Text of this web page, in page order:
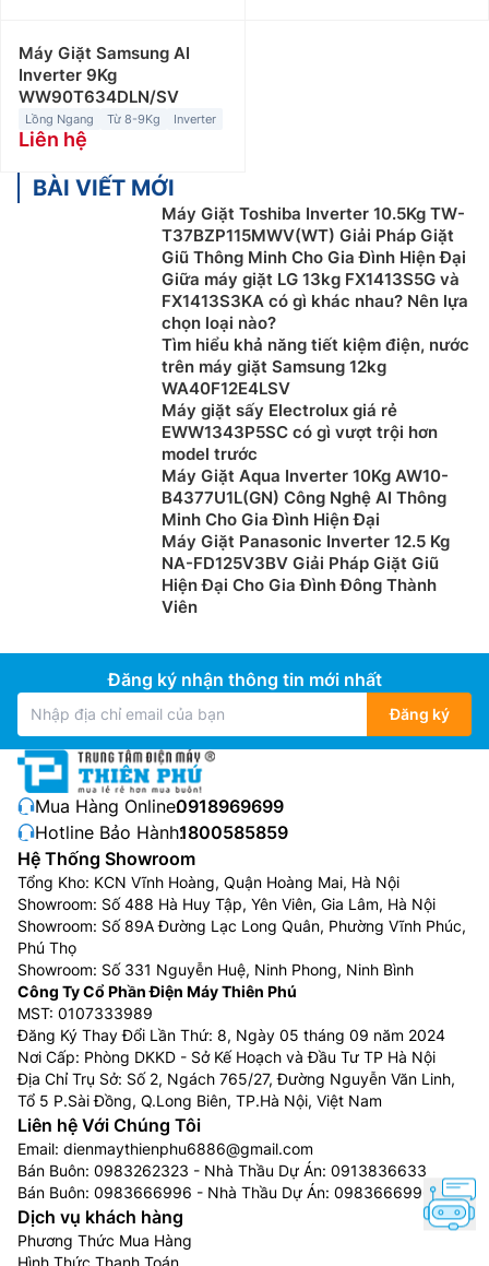
Máy Giặt Samsung AI
Inverter 9Kg
WW90T634DLN/SV
Lồng Ngang Từ 8-9Kg Inverter
Liên hệ
BÀI VIẾT MỚI
Máy Giặt Toshiba Inverter 10.5Kg TW-
T37BZP115MWV(WT) Giải Pháp Giặt
Giũ Thông Minh Cho Gia Đình Hiện Đại
Giữa máy giặt LG 13kg FX1413S5G và
FX1413S3KA có gì khác nhau? Nên lựa
chọn loại nào?
Tìm hiểu khả năng tiết kiệm điện, nước
trên máy giặt Samsung 12kg
WA40F12E4LSV
Máy giặt sấy Electrolux giá rẻ
EWW1343P5SC có gì vượt trội hơn
model trước
Máy Giặt Aqua Inverter 10Kg AW10-
B4377U1L(GN) Công Nghệ AI Thông
Minh Cho Gia Đình Hiện Đại
Máy Giặt Panasonic Inverter 12.5 Kg
NA-FD125V3BV Giải Pháp Giặt Giũ
Hiện Đại Cho Gia Đình Đông Thành
Viên
Đăng ký nhận thông tin mới nhất
Đăng ký
Mua Hàng Online:0918969699
Hotline Bảo Hành:1800585859
Hệ Thống Showroom
Tổng Kho: KCN Vĩnh Hoàng, Quận Hoàng Mai, Hà Nội
Showroom: Số 488 Hà Huy Tập, Yên Viên, Gia Lâm, Hà Nội
Showroom: Số 89A Đường Lạc Long Quân, Phường Vĩnh Phúc,
Phú Thọ
Showroom: Số 331 Nguyễn Huệ, Ninh Phong, Ninh Bình
Công Ty Cổ Phần Điện Máy Thiên Phú
MST: 0107333989
Đăng Ký Thay Đổi Lần Thứ: 8, Ngày 05 tháng 09 năm 2024
Nơi Cấp: Phòng DKKD - Sở Kế Hoạch và Đầu Tư TP Hà Nội
Địa Chỉ Trụ Sở: Số 2, Ngách 765/27, Đường Nguyễn Văn Linh,
Tổ 5 P.Sài Đồng, Q.Long Biên, TP.Hà Nội, Việt Nam
Liên hệ Với Chúng Tôi
Email: dienmaythienphu6886@gmail.com
Bán Buôn: 0983262323 - Nhà Thầu Dự Án: 0913836633
Bán Buôn: 0983666996 - Nhà Thầu Dự Án: 0983666996
Dịch vụ khách hàng
Phương Thức Mua Hàng
Hình Thức Thanh Toán